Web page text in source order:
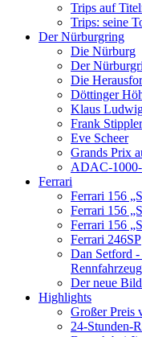
Trips auf
Trips: seine
Der Nürburgring
Die Nürburg
Der
Die
Döttinger
Klaus
Frank Stippler
Eve Scheer
Grands Prix
ADAC-
Ferrari
Ferrari 156
Ferrari 156
Ferrari 156
Ferrari 246SP
Dan Setford
Der neue
Highlights
Großer Preis
24-Stunden-